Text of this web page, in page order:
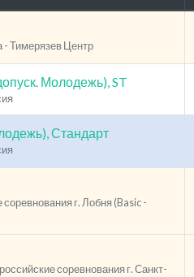
- Тимерязев Центр
Молодежь), ST
Стандарт
г. Лобня (Basic -
соревнования г. Санкт-